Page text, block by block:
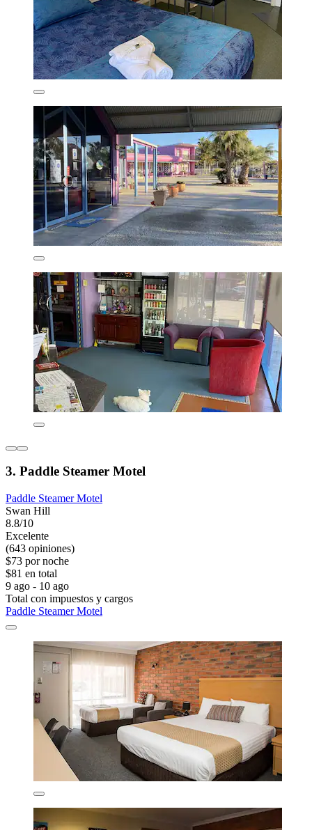
3. Paddle Steamer Motel
Paddle Steamer Motel
Swan Hill
8.8/10
Excelente
(643 opiniones)
$73 por noche
$81 en total
9 ago - 10 ago
Total con impuestos y cargos
Paddle Steamer Motel